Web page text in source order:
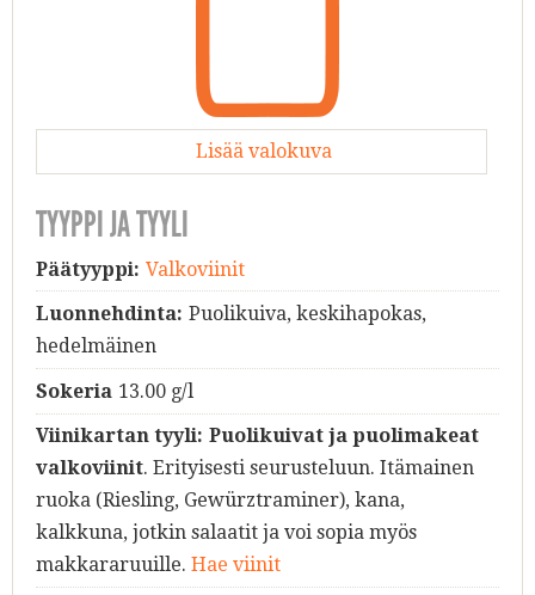
Lisää valokuva
TYYPPI JA TYYLI
Päätyyppi: Valkoviinit
Luonnehdinta: Puolikuiva, keskihapokas,
hedelmäinen
Sokeria 13.00 g/l
Viinikartan tyyli: Puolikuivat ja puolimakeat
valkoviinit. Erityisesti seurusteluun. Itämainen
ruoka (Riesling, Gewürztraminer), kana,
kalkkuna, jotkin salaatit ja voi sopia myös
makkararuuille. Hae viinit